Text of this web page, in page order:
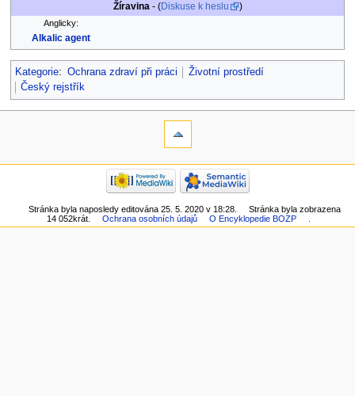
Žíravina- (Diskuse k heslu )
Anglicky:
Alkalic agent
Kategorie: Ochrana zdraví při práci
Životní prostředí
Český rejstřík
Stránka byla naposledy editována 25. 5. 2020 v 18:28.
Stránka byla zobrazena
14 052krát.
Ochrana osobních údajů O Encyklopedie BOZP